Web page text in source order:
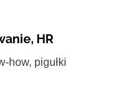
, HR
how, pigułki